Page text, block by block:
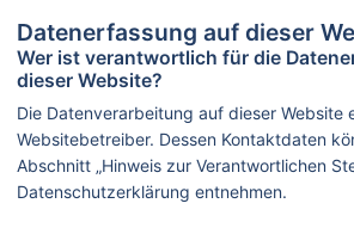
Datenerfassung auf dieser
Wer ist verantwortlich für die
dieser Website?
Die Datenverarbeitung auf dieser Website
Websitebetreiber. Dessen Kontaktdaten
Abschnitt „Hinweis zur Verantwortlichen
Datenschutzerklärung entnehmen.